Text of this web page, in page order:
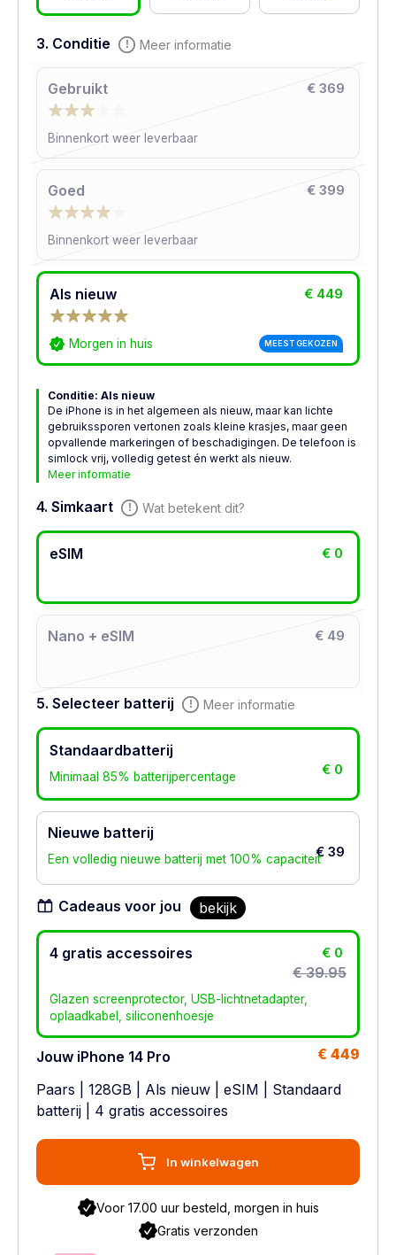
3. Conditie Meer informatie
Gebruikt € 369
Binnenkort weer leverbaar
Goed € 399
Binnenkort weer leverbaar
Als nieuw
MEEST GEKOZEN
€ 449
Morgen in huis
Conditie: Als nieuw
De iPhone is in het algemeen als nieuw, maar kan lichte
gebruikssporen vertonen zoals kleine krasjes, maar geen
opvallende markeringen of beschadigingen. De telefoon is
simlock vrij, volledig getest én werkt als nieuw.
Meer informatie
4. Simkaart Wat betekent dit?
eSIM € 0
Nano + eSIM € 49
5. Selecteer batterij Meer informatie
Standaardbatterij
€ 0
Minimaal 85% batterijpercentage
Nieuwe batterij
€ 39
Een volledig nieuwe batterij met 100% capaciteit
Cadeaus voor jou bekijk
4 gratis accessoires € 0
€ 39.95
Glazen screenprotector, USB-lichtnetadapter,
oplaadkabel, siliconenhoesje
Jouw iPhone 14 Pro
€ 449
Paars
128GB Als nieuw eSIM
Standaard
batterij | 4 gratis accessoires
In winkelwagen
Voor 17.00 uur besteld, morgen in huis
Gratis verzonden